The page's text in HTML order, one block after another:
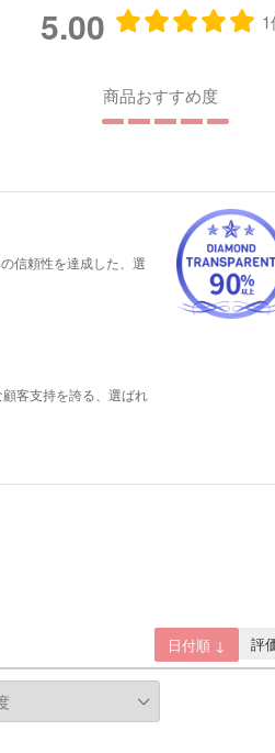
5.00
商品おすすめ度
信頼性を達成した、選
客支持を誇る、選ばれ
日付順 ↓ 評